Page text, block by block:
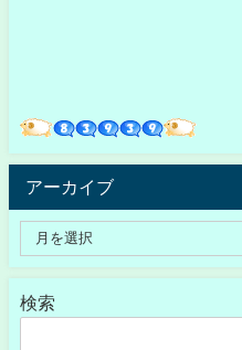
アーカイブ
検索